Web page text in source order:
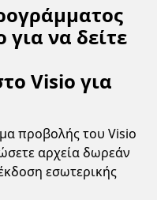
να δείτε
Visio για
προβολής του Visio
αρχεία δωρεάν
εσωτερικής